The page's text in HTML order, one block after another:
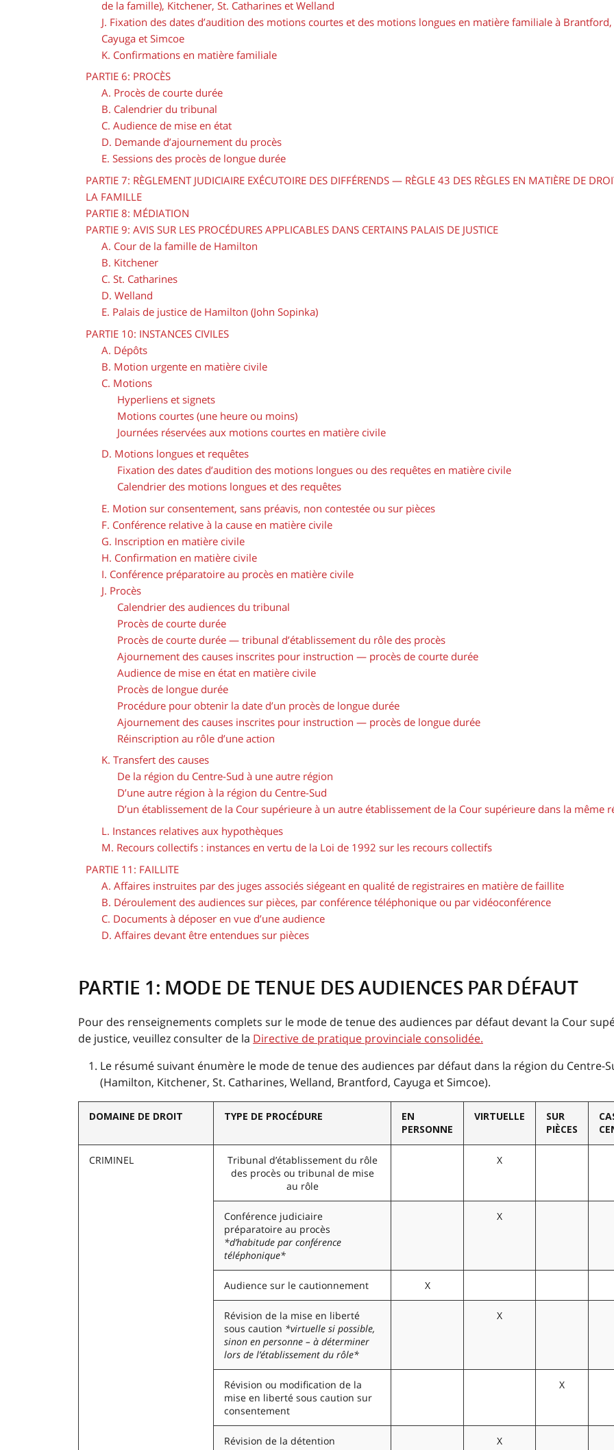
de la famille), Kitchener, St. Catharines et Welland
J. Fixation des dates d’audition des motions courtes et des motions longues en matière familiale à Brantford,
Cayuga et Simcoe
K. Confirmations en matière familiale
PARTIE 6: PROCÈS
A. Procès de courte durée
B. Calendrier du tribunal
C. Audience de mise en état
D. Demande d’ajournement du procès
E. Sessions des procès de longue durée
PARTIE 7: RÈGLEMENT JUDICIAIRE EXÉCUTOIRE DES DIFFÉRENDS — RÈGLE 43 DES RÈGLES EN MATIÈRE DE
LA FAMILLE
PARTIE 8: MÉDIATION
PARTIE 9: AVIS SUR LES PROCÉDURES APPLICABLES DANS CERTAINS PALAIS DE JUSTICE
A. Cour de la famille de Hamilton
B. Kitchener
C. St. Catharines
D. Welland
E. Palais de justice de Hamilton (John Sopinka)
PARTIE 10: INSTANCES CIVILES
A. Dépôts
B. Motion urgente en matière civile
C. Motions
Hyperliens et signets
Motions courtes (une heure ou moins)
Journées réservées aux motions courtes en matière civile
D. Motions longues et requêtes
Fixation des dates d’audition des motions longues ou des requêtes en matière civile
Calendrier des motions longues et des requêtes
E. Motion sur consentement, sans préavis, non contestée ou sur pièces
F. Conférence relative à la cause en matière civile
G. Inscription en matière civile
H. Confirmation en matière civile
I. Conférence préparatoire au procès en matière civile
J. Procès
Calendrier des audiences du tribunal
Procès de courte durée
Procès de courte durée — tribunal d’établissement du rôle des procès
Ajournement des causes inscrites pour instruction — procès de courte durée
Audience de mise en état en matière civile
Procès de longue durée
Procédure pour obtenir la date d’un procès de longue durée
Ajournement des causes inscrites pour instruction — procès de longue durée
Réinscription au rôle d’une action
K. Transfert des causes
De la région du Centre-Sud à une autre région
D’une autre région à la région du Centre-Sud
D’un établissement de la Cour supérieure à un autre établissement de la Cour supérieure dans la même
L. Instances relatives aux hypothèques
M. Recours collectifs : instances en vertu de la Loi de 1992 sur les recours collectifs
PARTIE 11: FAILLITE
A. Affaires instruites par des juges associés siégeant en qualité de registraires en matière de faillite
B. Déroulement des audiences sur pièces, par conférence téléphonique ou par vidéoconférence
C. Documents à déposer en vue d’une audience
D. Affaires devant être entendues sur pièces
PARTIE 1: MODE DE TENUE DES AUDIENCES PAR DÉFAUT
Pour des renseignements complets sur le mode de tenue des audiences par défaut devant la Cour
de justice, veuillez consulter de la Directive de pratique provinciale consolidée.
Le résumé suivant énumère le mode de tenue des audiences par défaut dans la région du Centre-
(Hamilton, Kitchener, St. Catharines, Welland, Brantford, Cayuga et Simcoe).
DOMAINE DE DROIT TYPE DE PROCÉDURE
EN
PERSONNE
VIRTUELLE
SUR
PIÈCES
CRIMINEL
Tribunal d’établissement du rôle
des procès ou tribunal de mise
au rôle
X
Conférence judiciaire
préparatoire au procès
*d’habitude par conférence
téléphonique*
X
Audience sur le cautionnement X
Révision de la mise en liberté
sous caution *virtuelle si possible,
sinon en personne – à déterminer
lors de l’établissement du rôle*
X
Révision ou modification de la
mise en liberté sous caution sur
consentement
X
Révision de la détention X